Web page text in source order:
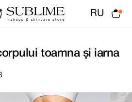
RU
toamna și iarna